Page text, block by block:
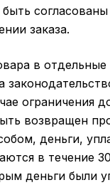
заказа.
в
ограничения
возвращен
деньги,
в течение
деньги были